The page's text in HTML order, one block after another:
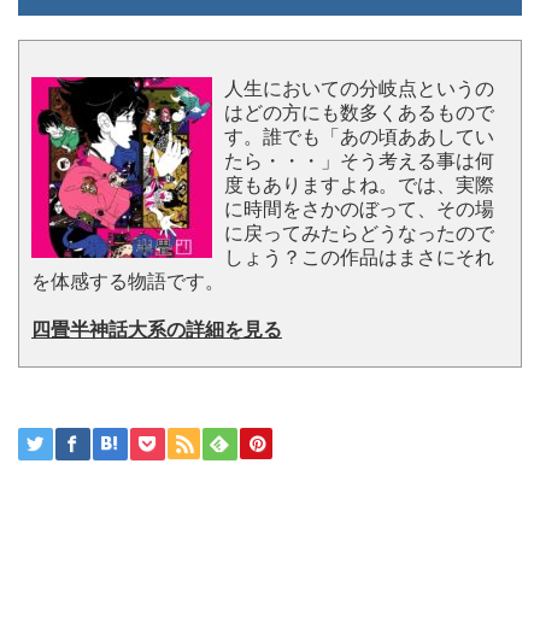
人生においての分岐点というの
はどの方にも数多くあるもので
す。誰でも「あの頃ああしてい
たら・・・」そう考える事は何
度もありますよね。では、実際
に時間をさかのぼって、その場
に戻ってみたらどうなったので
しょう？この作品はまさにそれ
を体感する物語です。
四畳半神話大系の詳細を見る